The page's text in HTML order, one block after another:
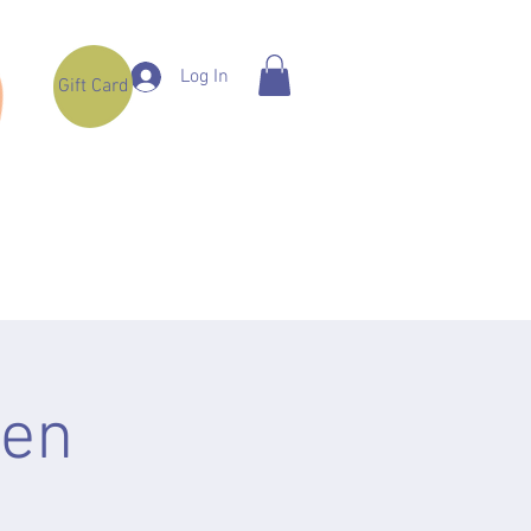
Log In
Gift Card